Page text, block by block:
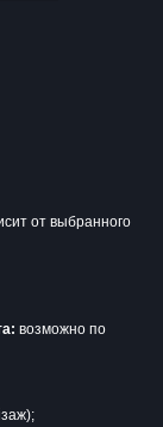
от выбранного
возможно по